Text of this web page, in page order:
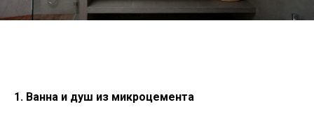
1. Ванна и душ из микроцемента